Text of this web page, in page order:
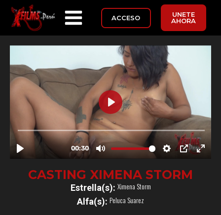
ACCESO
UNETE
AHORA
CASTING XIMENA STORM
Estrella(s): Ximena Storm
Alfa(s): Peluca Suarez